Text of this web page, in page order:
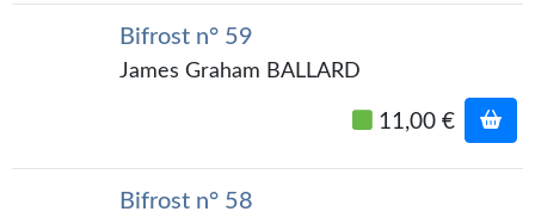
Goodies Gotland
Tirages d’art Une Heure-Lumière
À paraître
Bifrost n° 59
James Graham BALLARD
11,00 €
Bifrost n° 58